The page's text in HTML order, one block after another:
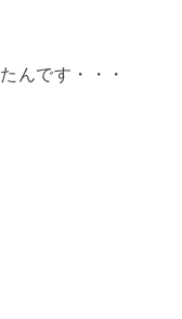
んです・・・